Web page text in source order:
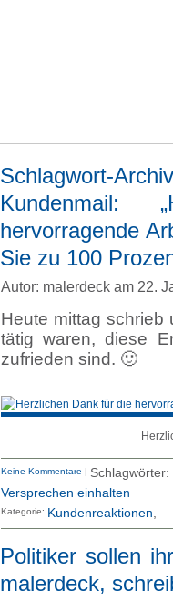
Schlagwort-
Kundenmail:
hervorragende
Sie zu 100
Autor: malerdeck am 22.
Heute mittag schrieb
tätig waren, diese
zufrieden sind. 🙂
Keine Kommentare |
Versprechen einhalten
Kategorie: Kundenreaktionen
Politiker sollen
malerdeck,